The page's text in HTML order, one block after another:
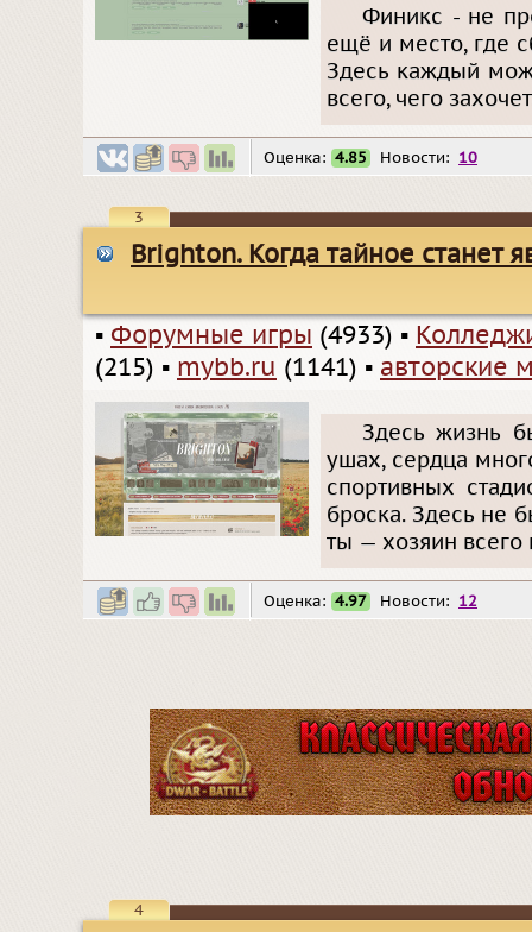
Финикс - не
ещё и место, где
Здесь каждый
всего, чего
Оценка: 4.85 Новости: 10
3
Brighton. Когда тайное станет
▪ Форумные игры (4933) ▪
(215) ▪ mybb.ru (1141) ▪ авторские
Здесь жизнь
ушах, сердца
спортивных
броска. Здесь не
ты — хозяин всего
Оценка: 4.97 Новости: 12
4